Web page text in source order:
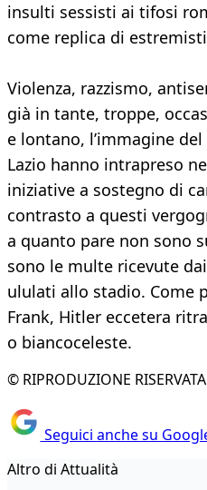
insulti sessisti ai tifosi
come replica di
Violenza, razzismo,
già in tante, troppe,
e lontano, l’immagine
Lazio hanno intrapreso
iniziative a sostegno di
contrasto a questi
a quanto pare non sono
sono le multe ricevute
ululati allo stadio. Come
Frank, Hitler eccetera
o biancoceleste.
© RIPRODUZIONE RISERVATA
Seguici anche su
Altro di Attualità